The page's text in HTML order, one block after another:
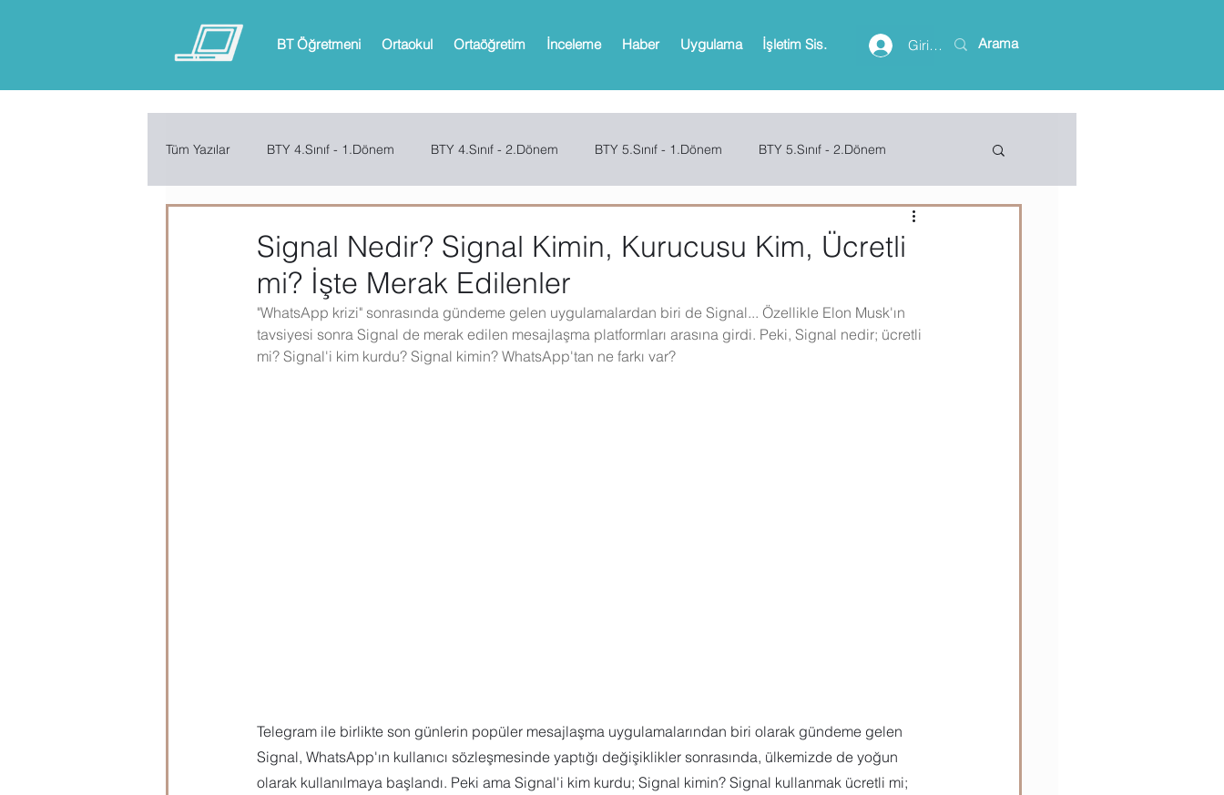
BT Öğretmeni Ortaokul Ortaöğretim İnceleme Haber Uygulama İşletim Sis. Giriş yap
Tüm Yazılar BTY 4.Sınıf - 1.Dönem BTY 4.Sınıf - 2.Dönem BTY 5.Sınıf - 1.Dönem BTY 5.Sınıf - 2.Dönem
ARDUINO App Inventor Web 2.0 Araçları Office
Microsoft Excel Microsoft InfoPath Microsoft OneNote Microsoft Outlook
Signal Nedir? Signal Kimin, Kurucusu Kim, Ücretli
mi? İşte Merak Edilenler
"WhatsApp krizi" sonrasında gündeme gelen uygulamalardan biri de Signal... Özellikle Elon Musk'ın
tavsiyesi sonra Signal de merak edilen mesajlaşma platformları arasına girdi. Peki, Signal nedir; ücretli
mi? Signal'i kim kurdu? Signal kimin? WhatsApp'tan ne farkı var?
Telegram ile birlikte son günlerin popüler mesajlaşma uygulamalarından biri olarak gündeme gelen
Signal, WhatsApp'ın kullanıcı sözleşmesinde yaptığı değişiklikler sonrasında, ülkemizde de yoğun
olarak kullanılmaya başlandı. Peki ama Signal'i kim kurdu; Signal kimin? Signal kullanmak ücretli mi;